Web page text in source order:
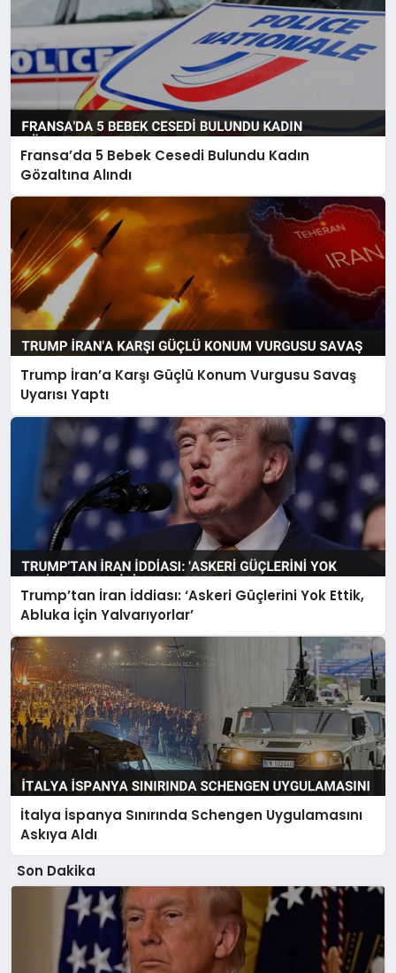
Fransa’da 5 Bebek Cesedi Bulundu Kadın
Gözaltına Alındı
Trump İran’a Karşı Güçlü Konum Vurgusu Savaş
Uyarısı Yaptı
Trump’tan İran İddiası: ‘Askeri Güçlerini Yok Ettik,
Abluka İçin Yalvarıyorlar’
İtalya İspanya Sınırında Schengen Uygulamasını
Askıya Aldı
Son Dakika